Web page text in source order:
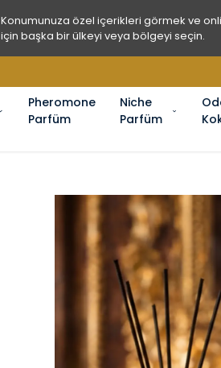
Konumunuza özel içerikleri görmek ve
için başka bir ülkeyi veya bölgeyi seçin.
Pheromone
Parfüm
Niche
Parfüm